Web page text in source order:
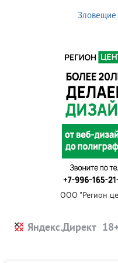
ООО "Регион
Яндекс.Директ